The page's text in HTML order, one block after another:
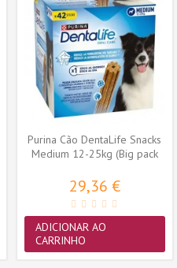
Purina Cão DentaLife Snacks
Medium 12-25kg (Big pack
29,36 €
ADICIONAR AO
CARRINHO